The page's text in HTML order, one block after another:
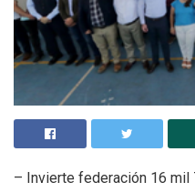
– Invierte federación 16 mil